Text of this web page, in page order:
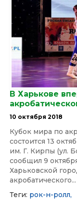
В Харькове
10 октября 2018
Кубок мира по
состоится 13
им. Г. Кирпы (ул.
сообщил 9
Харьковской
акробатического...
Теги: рок-н-ролл,